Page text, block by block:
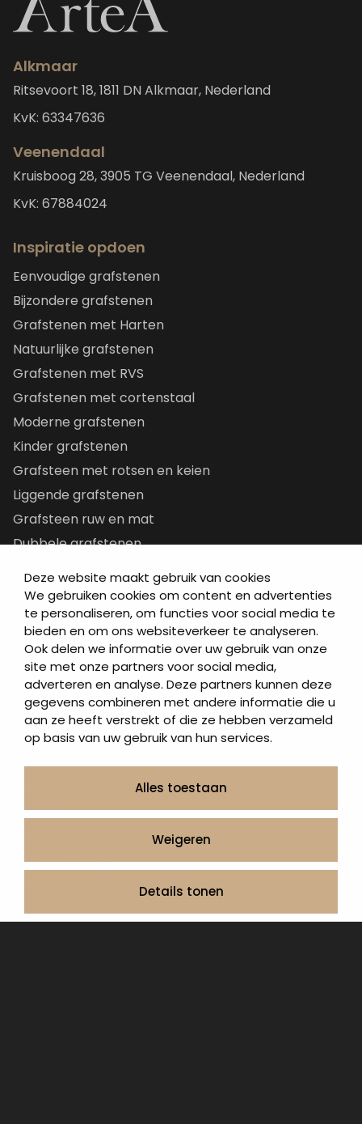
Deze website maakt gebruik van cookies
We gebruiken cookies om content en advertenties
te personaliseren, om functies voor social media te
bieden en om ons websiteverkeer te analyseren.
Ook delen we informatie over uw gebruik van onze
site met onze partners voor social media,
adverteren en analyse. Deze partners kunnen deze
gegevens combineren met andere informatie die u
aan ze heeft verstrekt of die ze hebben verzameld
op basis van uw gebruik van hun services.
Alles toestaan
Weigeren
Details tonen
Alkmaar
Ritsevoort 18, 1811 DN Alkmaar, Nederland
KvK: 63347636
Veenendaal
Kruisboog 28, 3905 TG Veenendaal, Nederland
KvK: 67884024
Inspiratie opdoen
Eenvoudige grafstenen
Bijzondere grafstenen
Grafstenen met Harten
Natuurlijke grafstenen
Grafstenen met RVS
Grafstenen met cortenstaal
Moderne grafstenen
Kinder grafstenen
Grafsteen met rotsen en keien
Liggende grafstenen
Grafsteen ruw en mat
Dubbele grafstenen
Letterplaten
Grafzerken kopen
Direct naar
Grafstenen
As artikelen
Urngrafmonumenten
Informatie
Contact
Onze werkwijze
Urnen en as sieraden webshop
Volg ons op: